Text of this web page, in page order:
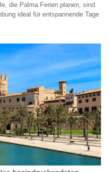
die Palma Ferien planen, sind
ideal für entspannende Tage